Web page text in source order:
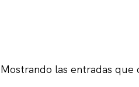
Mostrando las entradas